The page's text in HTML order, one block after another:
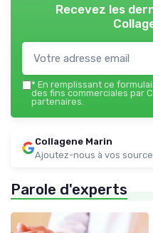
Recevez les
* En remplissant ce
des fins commerciales par
partenaires.
Collagene Marin
Ajoutez-nous à vos
Parole d'experts